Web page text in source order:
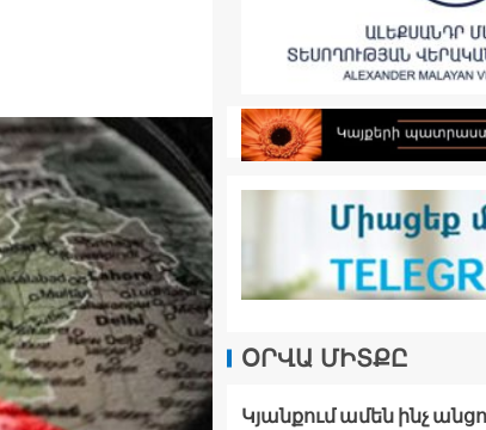
ՕՐՎԱ ՄԻՏՔԸ
Կյանքում ամեն ինչ